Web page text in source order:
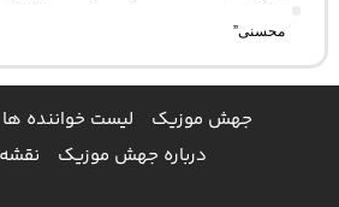
محسنی”
جهش موزیک لیست خواننده ها
درباره جهش موزیک